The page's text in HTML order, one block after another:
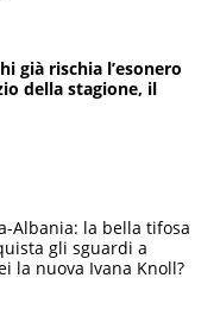
già rischia l’esonero
della stagione, il
Albania: la bella tifosa
gli sguardi a
la nuova Ivana Knoll?